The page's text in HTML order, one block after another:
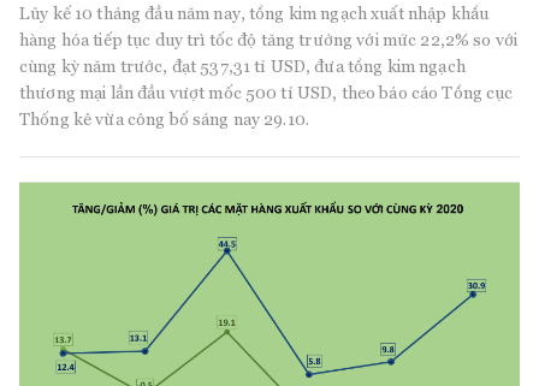
Lũy kế 10 tháng đầu năm nay, tổng kim ngạch xuất nhập khẩu
hàng hóa tiếp tục duy trì tốc độ tăng trưởng với mức 22,2% so với
cùng kỳ năm trước, đạt 537,31 tỉ USD, đưa tổng kim ngạch
thương mại lần đầu vượt mốc 500 tỉ USD, theo báo cáo Tổng cục
Thống kê vừa công bố sáng nay 29.10.